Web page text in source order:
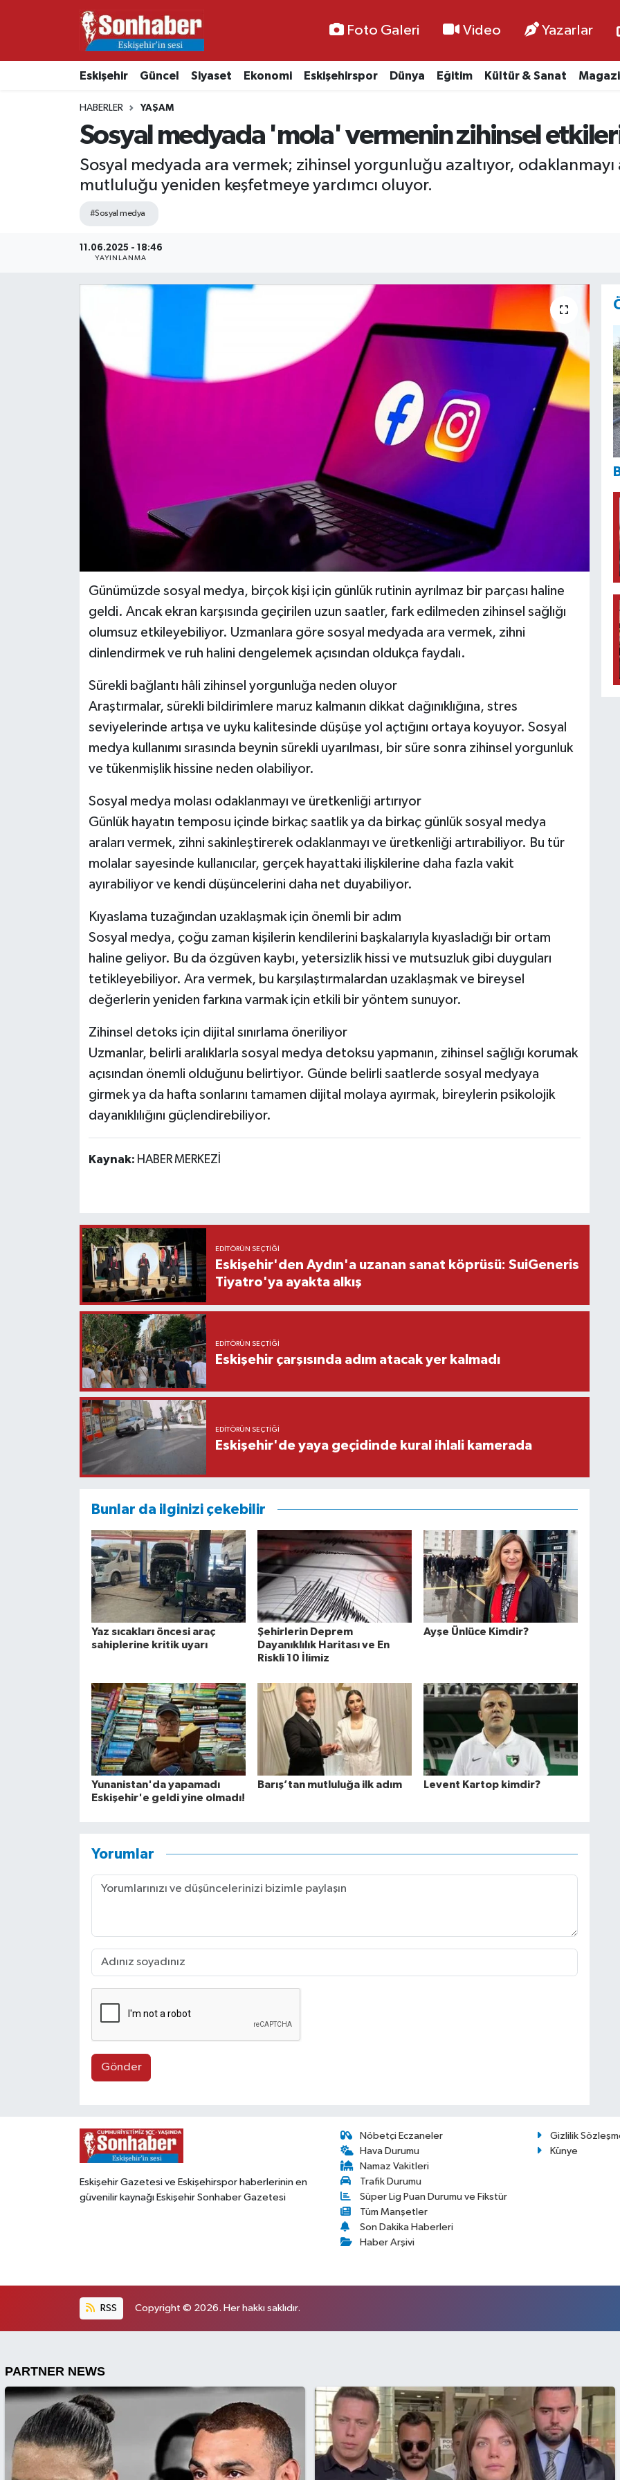
Foto Galeri Video Yazarlar
Eskişehir Güncel Siyaset Ekonomi Eskişehirspor Dünya Eğitim Kültür & Sanat
HABERLER YAŞAM
Sosyal medyada 'mola' vermenin zihinsel
Sosyal medyada ara vermek; zihinsel yorgunluğu azaltıyor, odaklanmayı
mutluluğu yeniden keşfetmeye yardımcı oluyor.
#Sosyal medya
11.06.2025 - 18:46
YAYINLANMA
Günümüzde sosyal medya, birçok kişi için günlük rutinin ayrılmaz bir parçası haline
geldi. Ancak ekran karşısında geçirilen uzun saatler, fark edilmeden zihinsel sağlığı
olumsuz etkileyebiliyor. Uzmanlara göre sosyal medyada ara vermek, zihni
dinlendirmek ve ruh halini dengelemek açısından oldukça faydalı.
Sürekli bağlantı hâli zihinsel yorgunluğa neden oluyor
Araştırmalar, sürekli bildirimlere maruz kalmanın dikkat dağınıklığına, stres
seviyelerinde artışa ve uyku kalitesinde düşüşe yol açtığını ortaya koyuyor. Sosyal
medya kullanımı sırasında beynin sürekli uyarılması, bir süre sonra zihinsel yorgunluk
ve tükenmişlik hissine neden olabiliyor.
Sosyal medya molası odaklanmayı ve üretkenliği artırıyor
Günlük hayatın temposu içinde birkaç saatlik ya da birkaç günlük sosyal medya
araları vermek, zihni sakinleştirerek odaklanmayı ve üretkenliği artırabiliyor. Bu tür
molalar sayesinde kullanıcılar, gerçek hayattaki ilişkilerine daha fazla vakit
ayırabiliyor ve kendi düşüncelerini daha net duyabiliyor.
Kıyaslama tuzağından uzaklaşmak için önemli bir adım
Sosyal medya, çoğu zaman kişilerin kendilerini başkalarıyla kıyasladığı bir ortam
haline geliyor. Bu da özgüven kaybı, yetersizlik hissi ve mutsuzluk gibi duyguları
tetikleyebiliyor. Ara vermek, bu karşılaştırmalardan uzaklaşmak ve bireysel
değerlerin yeniden farkına varmak için etkili bir yöntem sunuyor.
Zihinsel detoks için dijital sınırlama öneriliyor
Uzmanlar, belirli aralıklarla sosyal medya detoksu yapmanın, zihinsel sağlığı korumak
açısından önemli olduğunu belirtiyor. Günde belirli saatlerde sosyal medyaya
girmek ya da hafta sonlarını tamamen dijital molaya ayırmak, bireylerin psikolojik
dayanıklılığını güçlendirebiliyor.
Kaynak: HABER MERKEZİ
EDITÖRÜN SEÇTIĞI
Eskişehir'den Aydın'a uzanan sanat köprüsü: SuiGeneris
Tiyatro'ya ayakta alkış
EDITÖRÜN SEÇTIĞI
Eskişehir çarşısında adım atacak yer kalmadı
EDITÖRÜN SEÇTIĞI
Eskişehir'de yaya geçidinde kural ihlali kamerada
Bunlar da ilginizi çekebilir
Yaz sıcakları öncesi araç
sahiplerine kritik uyarı
Şehirlerin Deprem
Dayanıklılık Haritası ve En
Riskli 10 İlimiz
Ayşe Ünlüce Kimdir?
Yunanistan'da yapamadı
Eskişehir'e geldi yine olmadı!
Barış’tan mutluluğa ilk adım Levent Kartop kimdir?
Yorumlar
Gönder
Eskişehir Gazetesi ve Eskişehirspor haberlerinin en
güvenilir kaynağı Eskişehir Sonhaber Gazetesi
Nöbetçi Eczaneler
Hava Durumu
Namaz Vakitleri
Trafik Durumu
Süper Lig Puan Durumu ve Fikstür
Tüm Manşetler
Son Dakika Haberleri
Haber Arşivi
Gizlilik
Künye
RSS Copyright © 2026. Her hakkı saklıdır.
Ekonomi
Kültür & Sanat
Resmi İlanlar
Nöbetçi Eczaneler
Namaz Vakitleri
Trafik Durumu
Süper Lig Puan Durumu ve Fikstür
Son Dakika Haberleri